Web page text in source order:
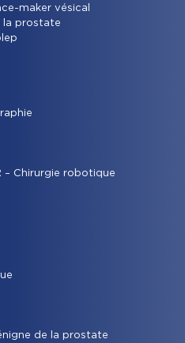
maker vésical
la prostate
– Chirurgie robotique
de la prostate